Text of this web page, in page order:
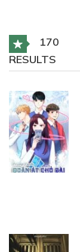
170
RESULTS